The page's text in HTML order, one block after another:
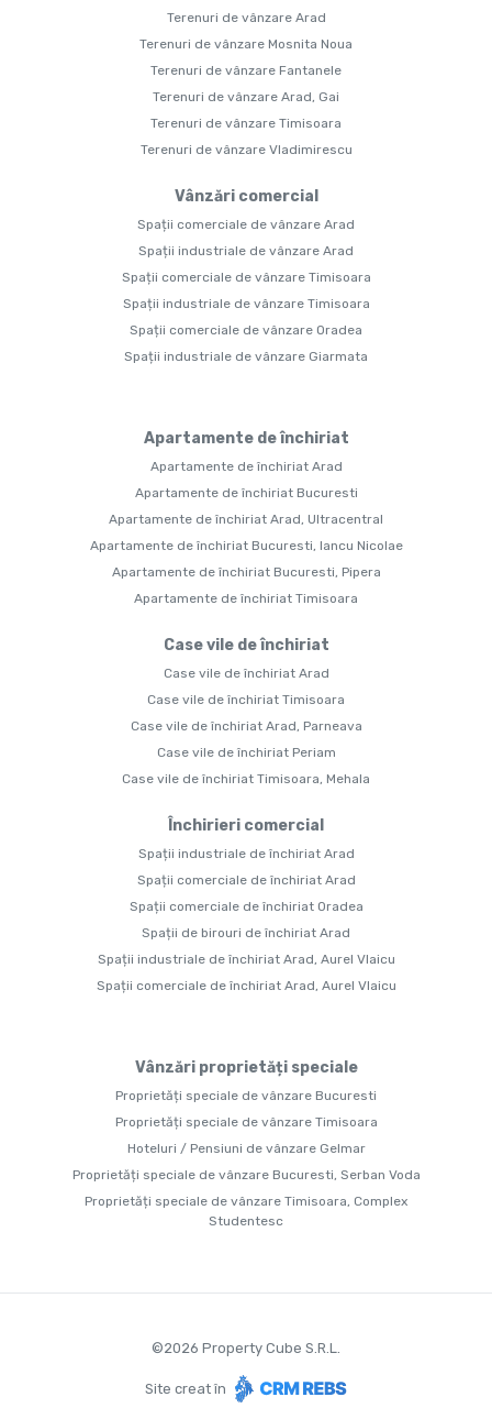
Terenuri de vânzare Arad
Terenuri de vânzare Mosnita Noua
Terenuri de vânzare Fantanele
Terenuri de vânzare Arad, Gai
Terenuri de vânzare Timisoara
Terenuri de vânzare Vladimirescu
Vânzări comercial
Spații comerciale de vânzare Arad
Spații industriale de vânzare Arad
Spații comerciale de vânzare Timisoara
Spații industriale de vânzare Timisoara
Spații comerciale de vânzare Oradea
Spații industriale de vânzare Giarmata
Apartamente de închiriat
Apartamente de închiriat Arad
Apartamente de închiriat Bucuresti
Apartamente de închiriat Arad, Ultracentral
Apartamente de închiriat Bucuresti, Iancu Nicolae
Apartamente de închiriat Bucuresti, Pipera
Apartamente de închiriat Timisoara
Case vile de închiriat
Case vile de închiriat Arad
Case vile de închiriat Timisoara
Case vile de închiriat Arad, Parneava
Case vile de închiriat Periam
Case vile de închiriat Timisoara, Mehala
Închirieri comercial
Spații industriale de închiriat Arad
Spații comerciale de închiriat Arad
Spații comerciale de închiriat Oradea
Spații de birouri de închiriat Arad
Spații industriale de închiriat Arad, Aurel Vlaicu
Spații comerciale de închiriat Arad, Aurel Vlaicu
Vânzări proprietăți speciale
Proprietăți speciale de vânzare Bucuresti
Proprietăți speciale de vânzare Timisoara
Hoteluri / Pensiuni de vânzare Gelmar
Proprietăți speciale de vânzare Bucuresti, Serban Voda
Proprietăți speciale de vânzare Timisoara, Complex
Studentesc
©2026 Property Cube S.R.L.
Site creat în